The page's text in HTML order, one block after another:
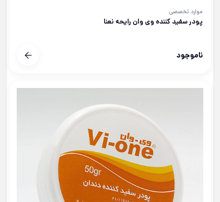
موارد تخصصی
پودر سفید کننده وی وان رایحه نعنا
ناموجود